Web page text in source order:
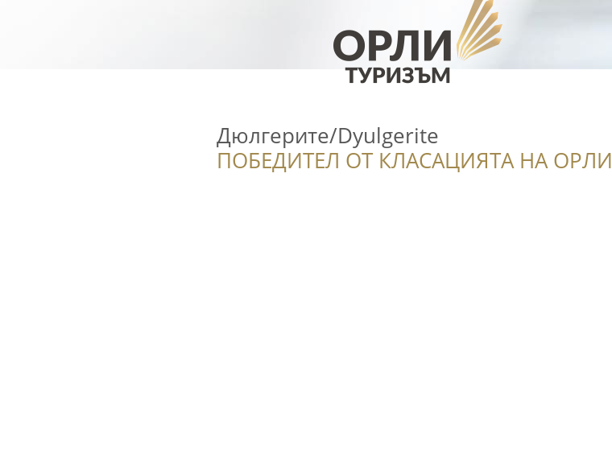
Дюлгерите/Dyulgerite
ПОБЕДИТЕЛ ОТ КЛАСАЦИЯТА НА ОРЛИ